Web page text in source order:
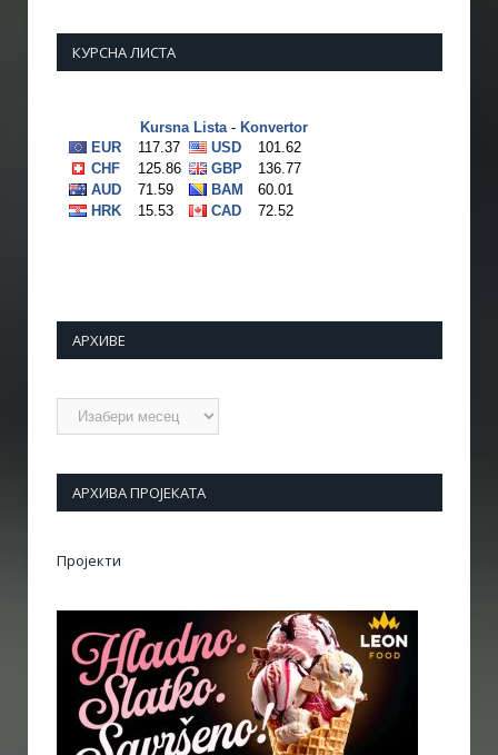
КУРСНА ЛИСТА
АРХИВЕ
Архиве
АРХИВА ПРОЈЕКАТА
Пројекти